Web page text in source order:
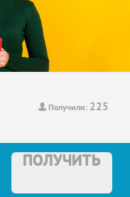
Получили: 225
ПОЛУЧИТЬ